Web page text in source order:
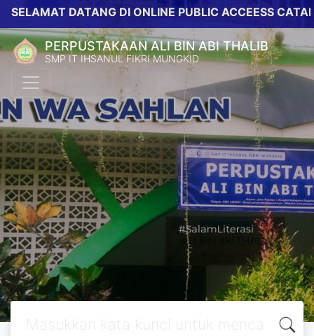
DATANG DI ONLINE PUBLIC ACCEESS
PERPUSTAKAAN ALI BIN ABI THALIB
SMP IT IHSANUL FIKRI MUNGKID